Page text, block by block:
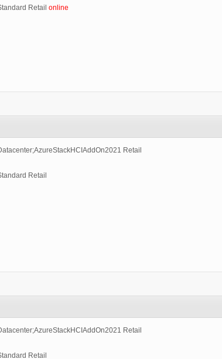
Retailonline
Retail
Retail
Retail
Retail